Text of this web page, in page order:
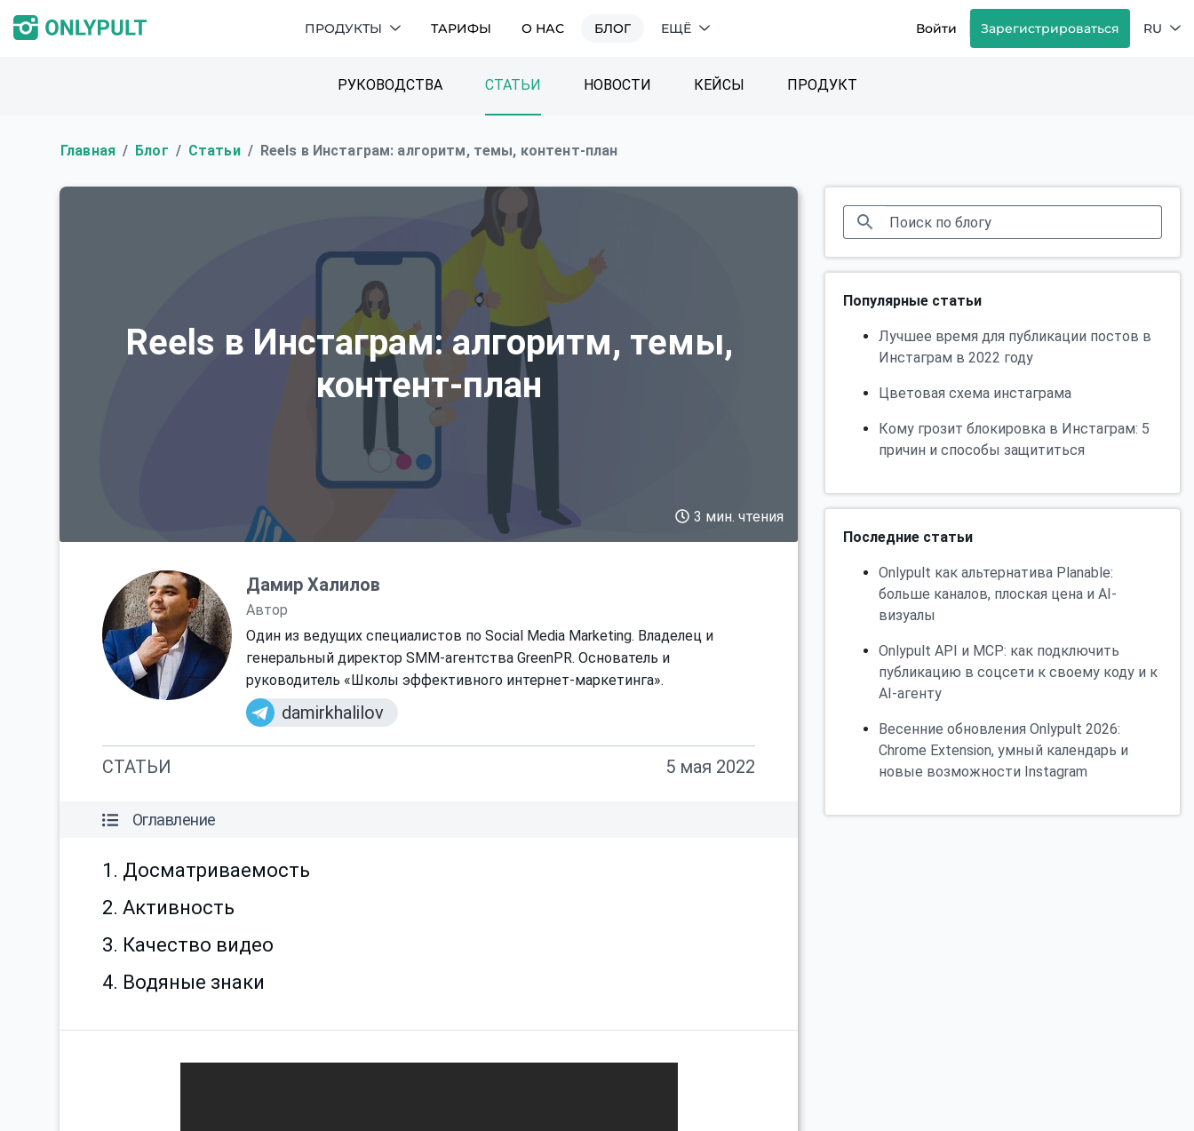
ПРОДУКТЫ ТАРИФЫ О НАС БЛОГ ЕЩЁ Войти Зарегистрироваться RU
РУКОВОДСТВА СТАТЬИ НОВОСТИ КЕЙСЫ ПРОДУКТ
Главная Блог Статьи Reels в Инстаграм: алгоритм, темы, контент-план
Reels в Инстаграм: алгоритм, темы,
контент-план
3 мин. чтения
Дамир Халилов
Автор
Один из ведущих специалистов по Social Media Marketing. Владелец и
генеральный директор SMM-агентства GreenPR. Основатель и
руководитель «Школы эффективного интернет-маркетинга».
damirkhalilov
СТАТЬИ 5 мая 2022
Оглавление
1. Досматриваемость
2. Активность
3. Качество видео
4. Водяные знаки
Популярные статьи
Лучшее время для публикации постов в
Инстаграм в 2022 году
Цветовая схема инстаграма
Кому грозит блокировка в Инстаграм: 5
причин и способы защититься
Последние статьи
Onlypult как альтернатива Planable:
больше каналов, плоская цена и AI-
визуалы
Onlypult API и MCP: как подключить
публикацию в соцсети к своему коду и к
AI-агенту
Весенние обновления Onlypult 2026:
Chrome Extension, умный календарь и
новые возможности Instagram